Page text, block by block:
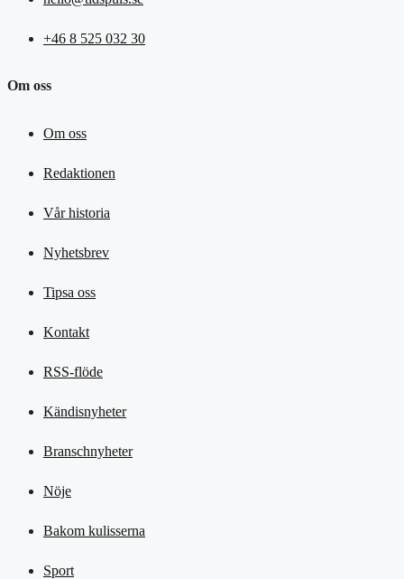
+46 8 525 032 30
Om oss
Om oss
Redaktionen
Vår historia
Nyhetsbrev
Tipsa oss
Kontakt
RSS-flöde
Kändisnyheter
Branschnyheter
Nöje
Bakom kulisserna
Sport